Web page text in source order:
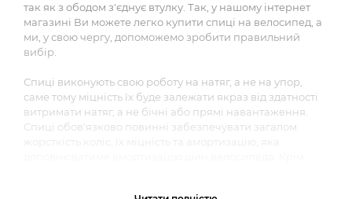
так як з ободом з'єднує втулку. Так, у нашому інтернет
магазині Ви можете легко купити спиці на велосипед, а
ми, у свою чергу, допоможемо зробити правильний
вибір.
Спиці виконують свою роботу на натяг, а не на упор,
саме тому міцність їх буде залежати якраз від здатності
витримати натяг, а не бічні або прямі навантаження.
Спиці обов'язково повинні забезпечувати загалом